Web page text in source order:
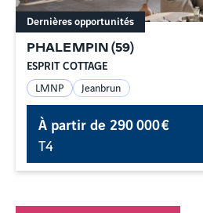
PHALEMPIN (59)
ESPRIT COTTAGE
Dernières opportunités
LMNP Jeanbrun
À partir de290 000 €
T4